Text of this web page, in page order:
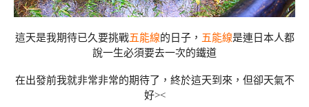
這天是我期待已久要挑戰五能線的日子， 五能線是連日本人都
說一生必須要去一次的鐵道
在出發前我就非常非常的期待了，終於這天到來，但卻天氣不
好><